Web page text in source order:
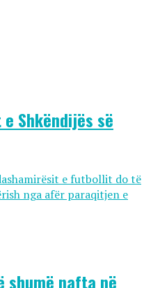
Shkëndijës së
e futbollit do të
nga afër paraqitjen e
shumë nafta në